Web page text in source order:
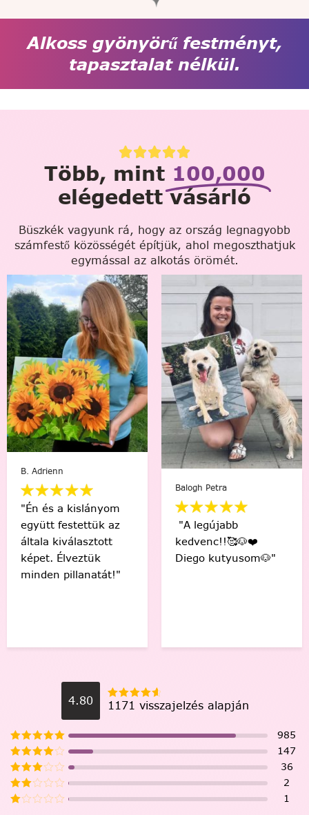
Alkoss gyönyörű festményt,
tapasztalat nélkül.
Több, mint 100,000
elégedett vásárló
Büszkék vagyunk rá, hogy az ország legnagyobb
számfestő közösségét építjük, ahol megoszthatjuk
egymással az alkotás örömét.
J.H. Gabriella
"Kedves Festede
köszönöm szépen a
kedvességüket. Ritka
az ilyen korrekt cég"
Petra Szabó
"Nagy
volt! Napi 2 órát
szántam rá, ami
nekem a relaxációt
jelentette, a
családom pedig
4.80 1171 visszajelzés alapján
985
147
36
2
1